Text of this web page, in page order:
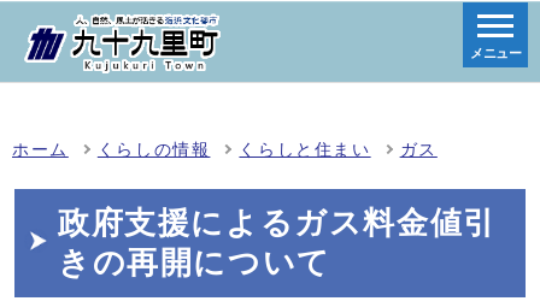
メニュー
ホーム くらしの情報 くらしと住まい ガス
政府支援によるガス料金値引
きの再開について